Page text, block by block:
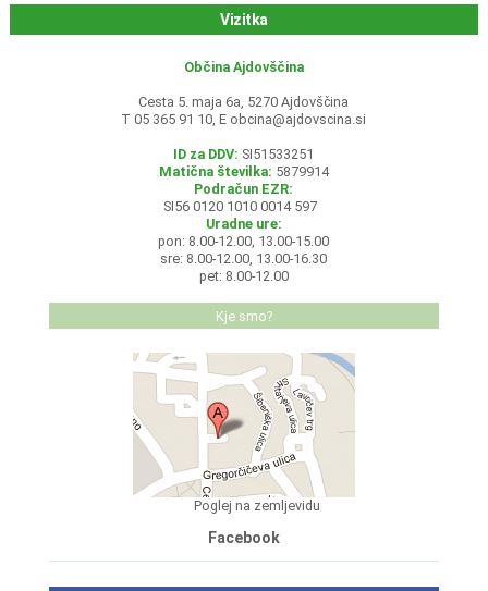
Vizitka
Občina Ajdovščina
Cesta 5. maja 6a, 5270 Ajdovščina
T 05 365 91 10, E obcina@ajdovscina.si
ID za DDV: SI51533251
Matična številka: 5879914
Podračun EZR:
SI56 0120 1010 0014 597
Uradne ure:
pon: 8.00-12.00, 13.00-15.00
sre: 8.00-12.00, 13.00-16.30
pet: 8.00-12.00
Kje smo?
Poglej na zemljevidu
Facebook